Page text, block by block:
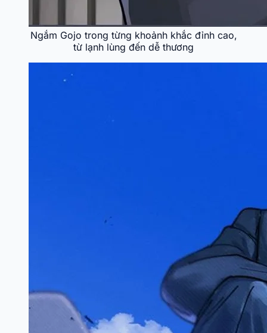
Ngắm Gojo trong từng khoảnh khắc đỉnh cao,
từ lạnh lùng đến dễ thương